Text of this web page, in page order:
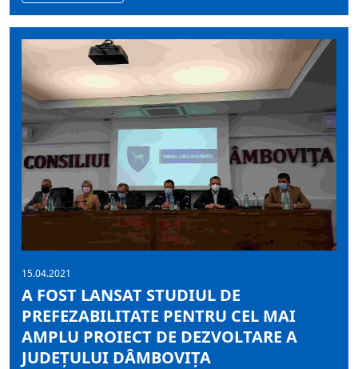
15.04.2021
A FOST LANSAT STUDIUL DE
PREFEZABILITATE PENTRU CEL MAI
AMPLU PROIECT DE DEZVOLTARE A
JUDEȚULUI DÂMBOVIȚA